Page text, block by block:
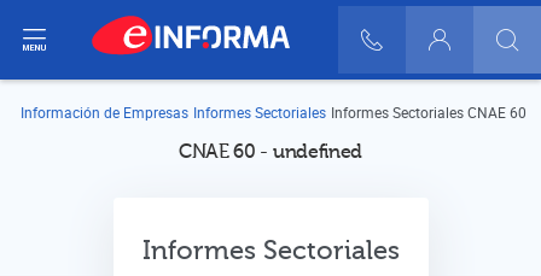
900 10 30 20
Login
Información de Empresas Informes Sectoriales Informes Sectoriales CNAE 60
CNAE 60 - undefined
Informes Sectoriales